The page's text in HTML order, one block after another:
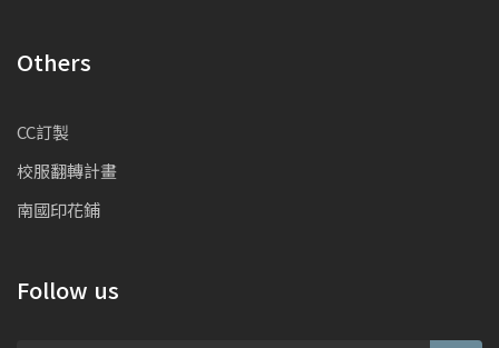
Others
CC訂製
校服翻轉計畫
南國印花鋪
Follow us